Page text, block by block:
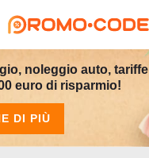
noleggio auto, tariffe
euro di risparmio!
DI PIÙ